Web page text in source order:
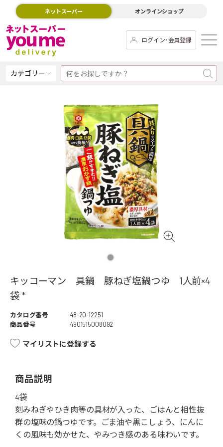
ネットスーパー オンラインショップ
ログイン･会員登録
カテゴリー
キッコーマン 具鍋 豚ねぎ塩鍋つゆ 1人前×4
袋 *
カタログ番号
48-20-12251
商品番号
4901515008092
マイリストに登録する
商品説明
4袋
刻みねぎやひき肉等の具材が入った、ごはんと相性抜
群の塩味の鍋つゆです。ごま油や黒こしょう、にんに
くの風味も効かせた、やみつき感のある味わいです。